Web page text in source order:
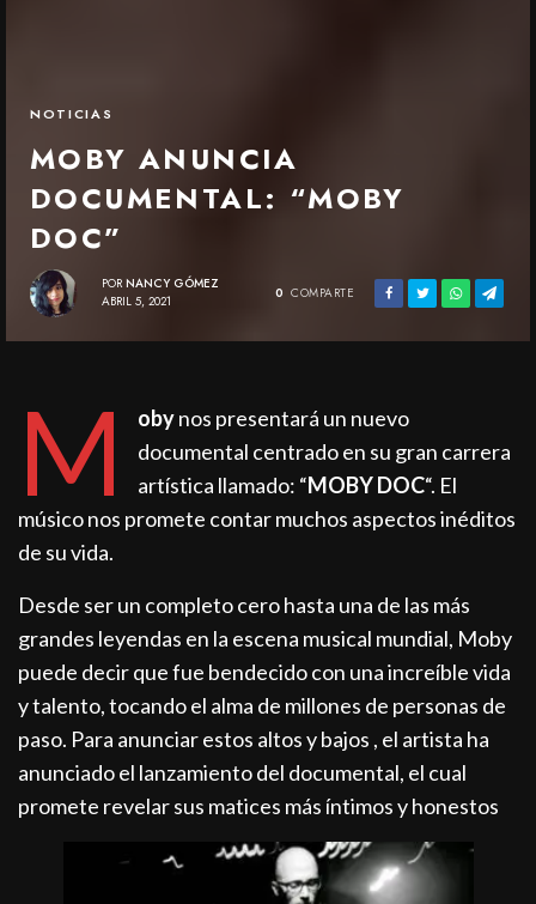
NOTICIAS
MOBY ANUNCIA
DOCUMENTAL: “MOBY
DOC”
POR NANCY GÓMEZ
ABRIL 5, 2021
0 COMPARTE
M obynos presentará un nuevo
documental centrado en su gran carrera
artística llamado: “MOBY DOC“. El
músico nos promete contar muchos aspectos inéditos
de su vida.
Desde ser un completo cero hasta una de las más
grandes leyendas en la escena musical mundial, Moby
puede decir que fue bendecido con una increíble vida
y talento, tocando el alma de millones de personas de
paso. Para anunciar estos altos y bajos , el artista ha
anunciado el lanzamiento del documental, el cual
promete revelar sus matices más íntimos y honestos